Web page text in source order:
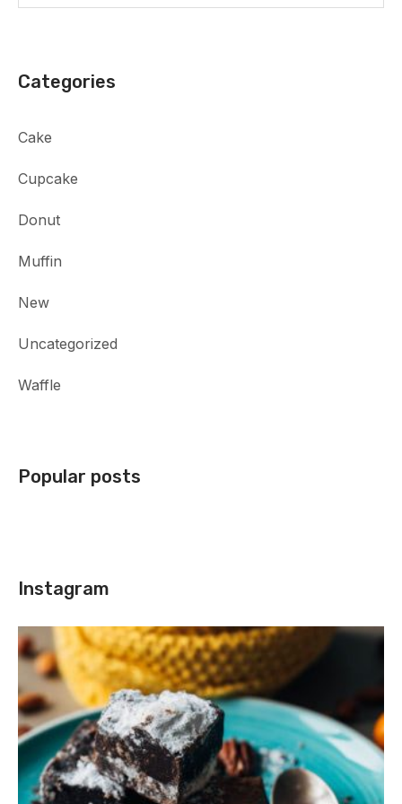
Categories
Cake
Cupcake
Donut
Muffin
New
Uncategorized
Waffle
Popular posts
Instagram